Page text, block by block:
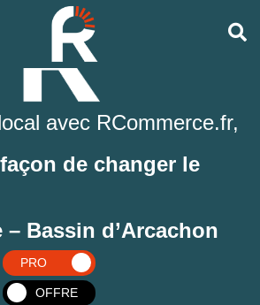
avec RCommerce.fr,
de changer le
– Bassin d’Arcachon
PRO
OFFRE